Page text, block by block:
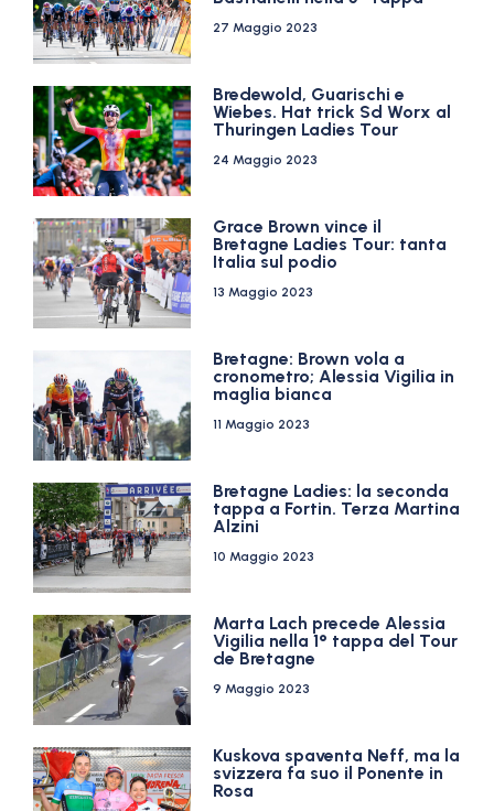
27 Maggio 2023
Bredewold, Guarischi e
Wiebes. Hat trick Sd Worx al
Thuringen Ladies Tour
24 Maggio 2023
Grace Brown vince il
Bretagne Ladies Tour: tanta
Italia sul podio
13 Maggio 2023
Bretagne: Brown vola a
cronometro; Alessia Vigilia in
maglia bianca
11 Maggio 2023
Bretagne Ladies: la seconda
tappa a Fortin. Terza Martina
Alzini
10 Maggio 2023
Marta Lach precede Alessia
Vigilia nella 1° tappa del Tour
de Bretagne
9 Maggio 2023
Kuskova spaventa Neff, ma la
svizzera fa suo il Ponente in
Rosa